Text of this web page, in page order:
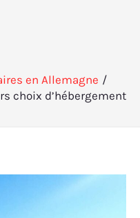
en Allemagne
choix d’hébergement